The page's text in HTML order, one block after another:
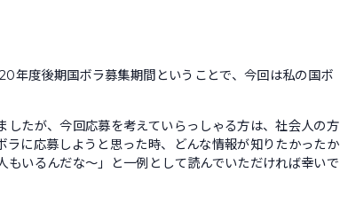
年度後期国ボラ募集期間ということで、今回は私の国ボ
したが、今回応募を考えていらっしゃる方は、社会人の方
に応募しようと思った時、どんな情報が知りたかったか
もいるんだな～」と一例として読んでいただければ幸いで